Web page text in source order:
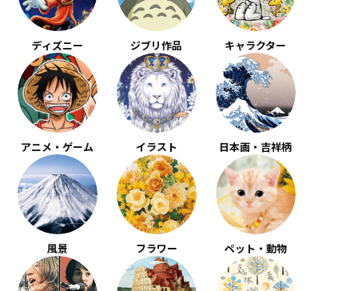
ディズニー ジブリ作品 キャラクター
アニメ・ゲーム イラスト 日本画・吉祥柄
風景 フラワー ペット・動物